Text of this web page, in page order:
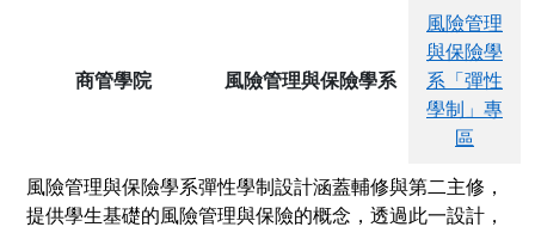
商管學院 風險管理與保險學系
風險管理
與保險學
系「彈性
學制」專
區
風險管理與保險學系彈性學制設計涵蓋輔修與第二主修，
提供學生基礎的風險管理與保險的概念，透過此一設計，